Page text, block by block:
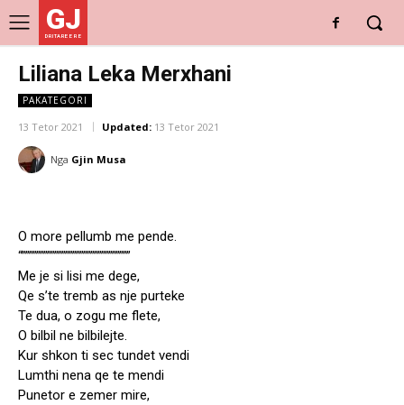
GJ
DRITARE E RE
Liliana Leka Merxhani
PAKATEGORI
13 Tetor 2021 Updated: 13 Tetor 2021
Nga Gjin Musa
O more pellumb me pende.
“””””””””””””””””””””””””””””””
Me je si lisi me dege,
Qe s’te tremb as nje purteke
Te dua, o zogu me flete,
O bilbil ne bilbilejte.
Kur shkon ti sec tundet vendi
Lumthi nena qe te mendi
Punetor e zemer mire,